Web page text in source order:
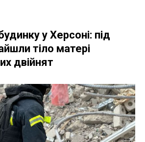
у Херсоні: під
тіло матері
двійнят